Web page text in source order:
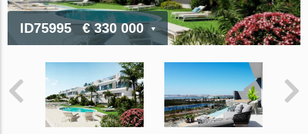
ID75995 € 330 000